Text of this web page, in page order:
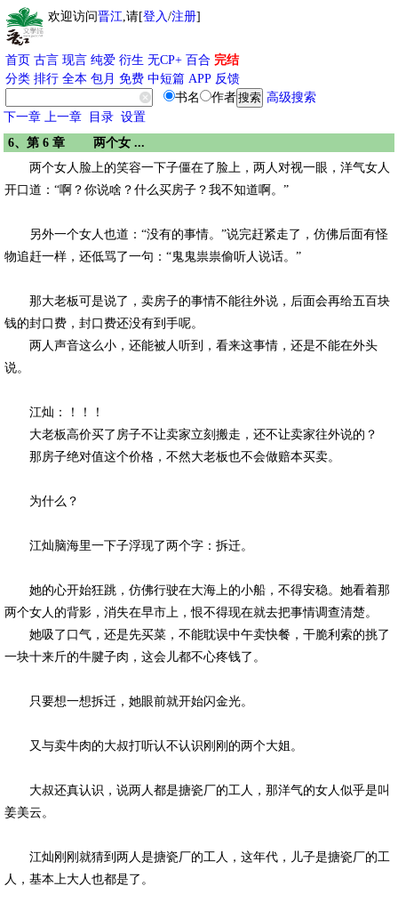
欢迎访问晋江,请[登入/注册]
首页 古言 现言 纯爱 衍生 无CP+ 百合 完结
分类 排行 全本 包月 免费 中短篇 APP 反馈
书名
作者
高级搜索
下一章 上一章 目录 设置
6、第 6 章 两个女 ...
两个女人脸上的笑容一下子僵在了脸上，两人对视一眼，洋气女人
开口道：“啊？你说啥？什么买房子？我不知道啊。”
另外一个女人也道：“没有的事情。”说完赶紧走了，仿佛后面有怪
物追赶一样，还低骂了一句：“鬼鬼祟祟偷听人说话。”
那大老板可是说了，卖房子的事情不能往外说，后面会再给五百块
钱的封口费，封口费还没有到手呢。
两人声音这么小，还能被人听到，看来这事情，还是不能在外头
说。
江灿：！！！
大老板高价买了房子不让卖家立刻搬走，还不让卖家往外说的？
那房子绝对值这个价格，不然大老板也不会做赔本买卖。
为什么？
江灿脑海里一下子浮现了两个字：拆迁。
她的心开始狂跳，仿佛行驶在大海上的小船，不得安稳。她看着那
两个女人的背影，消失在早市上，恨不得现在就去把事情调查清楚。
她吸了口气，还是先买菜，不能耽误中午卖快餐，干脆利索的挑了
一块十来斤的牛腱子肉，这会儿都不心疼钱了。
只要想一想拆迁，她眼前就开始闪金光。
又与卖牛肉的大叔打听认不认识刚刚的两个大姐。
大叔还真认识，说两人都是搪瓷厂的工人，那洋气的女人似乎是叫
姜美云。
江灿刚刚就猜到两人是搪瓷厂的工人，这年代，儿子是搪瓷厂的工
人，基本上大人也都是了。